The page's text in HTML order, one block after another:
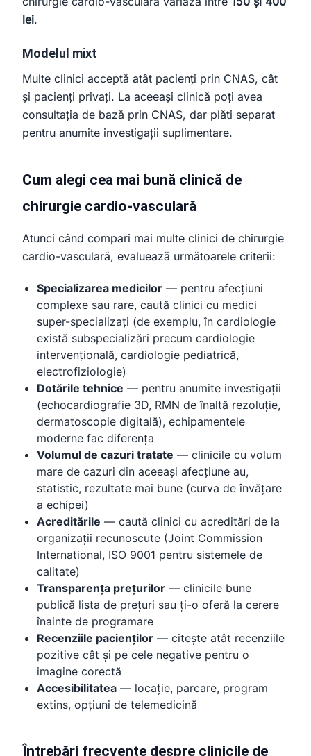
lei.
Modelul mixt
Multe clinici acceptă atât pacienți prin CNAS, cât
și pacienți privați. La aceeași clinică poți avea
consultația de bază prin CNAS, dar plăti separat
pentru anumite investigații suplimentare.
Cum alegi cea mai bună clinică de
chirurgie cardio-vasculară
Atunci când compari mai multe clinici de chirurgie
cardio-vasculară, evaluează următoarele criterii:
Specializarea medicilor — pentru afecțiuni
complexe sau rare, caută clinici cu medici
super-specializați (de exemplu, în cardiologie
există subspecializări precum cardiologie
intervențională, cardiologie pediatrică,
electrofiziologie)
Dotările tehnice — pentru anumite investigații
(echocardiografie 3D, RMN de înaltă rezoluție,
dermatoscopie digitală), echipamentele
moderne fac diferența
Volumul de cazuri tratate — clinicile cu volum
mare de cazuri din aceeași afecțiune au,
statistic, rezultate mai bune (curva de învățare
a echipei)
Acreditările — caută clinici cu acreditări de la
organizații recunoscute (Joint Commission
International, ISO 9001 pentru sistemele de
calitate)
Transparența prețurilor — clinicile bune
publică lista de prețuri sau ți-o oferă la cerere
înainte de programare
Recenziile pacienților — citește atât recenziile
pozitive cât și pe cele negative pentru o
imagine corectă
Accesibilitatea — locație, parcare, program
extins, opțiuni de telemedicină
Întrebări frecvente despre clinicile de